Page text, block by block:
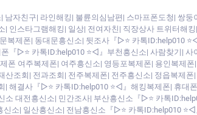
자친구| 라인해킹| 불륜의심남편| 스마프폰도청| 쌍
인스타그램해킹| 일상| 전여자친| 직장상사 트위터해
복제폰| 동대문흥신소| 뒷조사『▷⭐ 카톡ID:help010
『▷⭐ 카톡ID:help010 ⭐◁』부천흥신소| 사람찾기|
폰 여주복제폰| 여주흥신소| 영등포복제폰| 용인복제
조회| 전과조회| 전주복제폰| 전주흥신소| 정읍복제
해결사『▷⭐ 카톡ID:help010 ⭐◁』해킹복제폰| 휴대
대전흥신소| 민간조사| 부산흥신소『▷⭐ 카톡
소| 일산흥신소| 전남흥신소『▷⭐ 카톡ID:help010